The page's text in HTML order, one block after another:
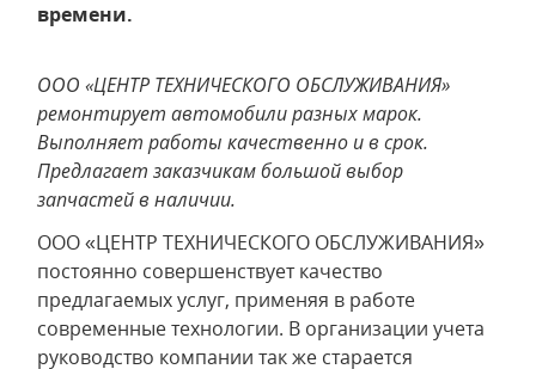
времени.
ООО «ЦЕНТР ТЕХНИЧЕСКОГО ОБСЛУЖИВАНИЯ»
ремонтирует автомобили разных марок.
Выполняет работы качественно и в срок.
Предлагает заказчикам большой выбор
запчастей в наличии.
ООО «ЦЕНТР ТЕХНИЧЕСКОГО ОБСЛУЖИВАНИЯ»
постоянно совершенствует качество
предлагаемых услуг, применяя в работе
современные технологии. В организации учета
руководство компании так же старается